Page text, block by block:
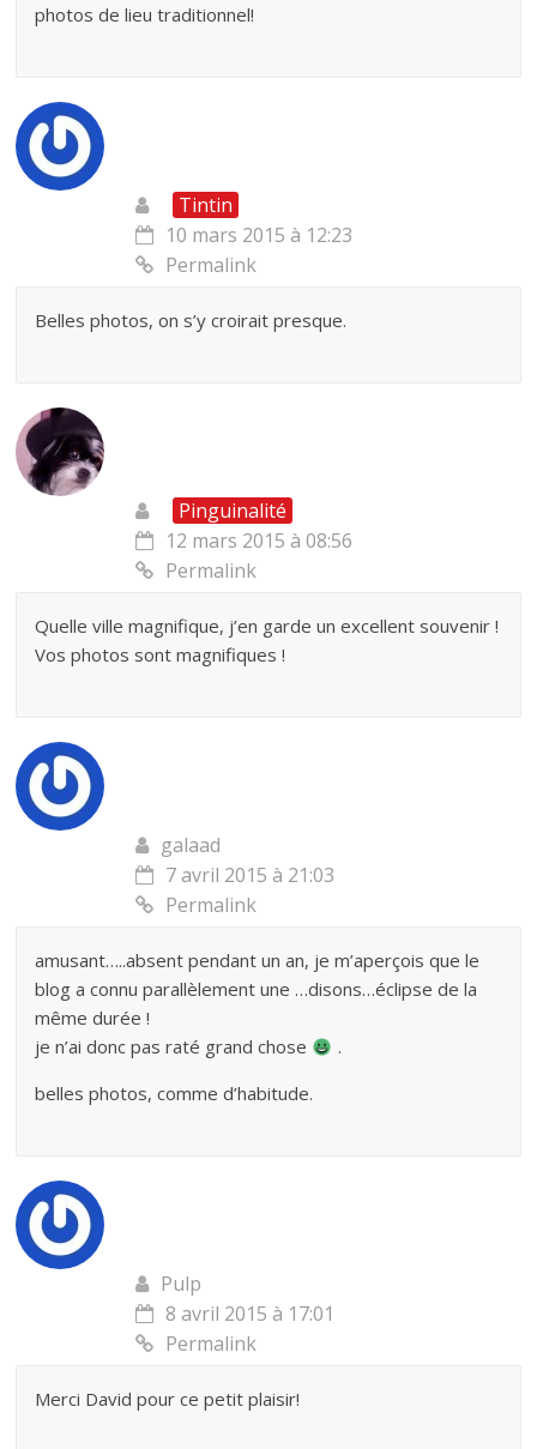
photos de lieu traditionnel!
Tintin
10 mars 2015 à 12:23
Permalink
Belles photos, on s’y croirait presque.
Pinguinalité
12 mars 2015 à 08:56
Permalink
Quelle ville magnifique, j’en garde un excellent souvenir !
Vos photos sont magnifiques !
galaad
7 avril 2015 à 21:03
Permalink
amusant…..absent pendant un an, je m’aperçois que le
blog a connu parallèlement une …disons…éclipse de la
même durée !
je n’ai donc pas raté grand chose
.
belles photos, comme d’habitude.
Pulp
8 avril 2015 à 17:01
Permalink
Merci David pour ce petit plaisir!